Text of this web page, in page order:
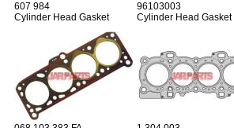
607 984
Cylinder Head Gasket
96103003
Cylinder Head Gasket